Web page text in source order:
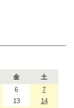
金
土
6
7
13
14